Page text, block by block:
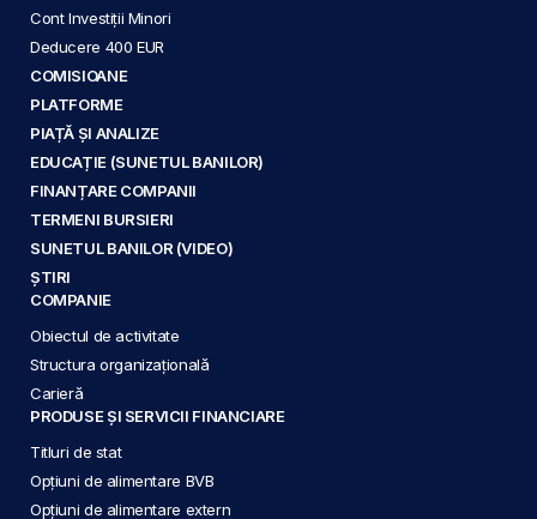
Cont Investiții Minori
Deducere 400 EUR
COMISIOANE
PLATFORME
PIAȚĂ ȘI ANALIZE
EDUCAȚIE (SUNETUL BANILOR)
FINANȚARE COMPANII
TERMENI BURSIERI
SUNETUL BANILOR (VIDEO)
ȘTIRI
COMPANIE
Obiectul de activitate
Structura organizațională
Carieră
PRODUSE ȘI SERVICII FINANCIARE
Titluri de stat
Opțiuni de alimentare BVB
Opțiuni de alimentare extern